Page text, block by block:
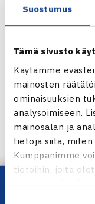
Suostumus
Tämä sivusto
Käytämme
mainosten
ominaisuuksien
analysoimiseen.
mainosalan ja
tietoja siitä, miten
Kumppanimme
tietoihin, joita
kun olet
Kaksinpelin karsinta
2.kierrosta
Helsingborgin